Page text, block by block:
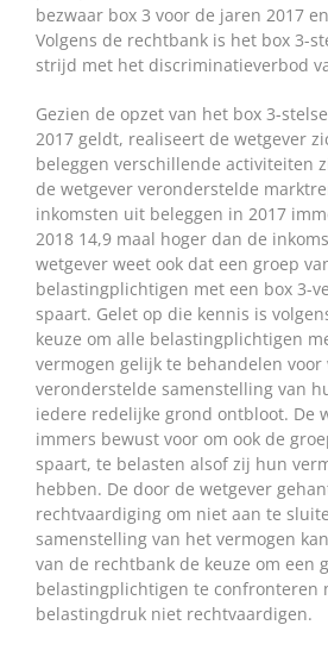
bezwaar box 3 voor de jaren 2017
Volgens de rechtbank is het box 3-
strijd met het discriminatieverbod
Gezien de opzet van het box 3-
2017 geldt, realiseert de wetgever
beleggen verschillende activiteiten
de wetgever veronderstelde
inkomsten uit beleggen in 2017
2018 14,9 maal hoger dan de
wetgever weet ook dat een groep
belastingplichtigen met een box 3-
spaart. Gelet op die kennis is
keuze om alle belastingplichtigen
vermogen gelijk te behandelen
veronderstelde samenstelling van
iedere redelijke grond ontbloot. De
immers bewust voor om ook de
spaart, te belasten alsof zij hun
hebben. De door de wetgever
rechtvaardiging om niet aan te
samenstelling van het vermogen
van de rechtbank de keuze om een
belastingplichtigen te confronteren
belastingdruk niet rechtvaardigen.